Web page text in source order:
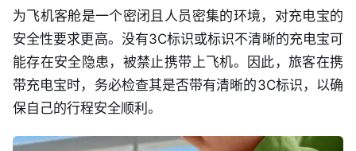
为飞机客舱是一个密闭且人员密集的环境，对充电宝的
安全性要求更高。没有3C标识或标识不清晰的充电宝可
能存在安全隐患，被禁止携带上飞机。因此，旅客在携
带充电宝时，务必检查其是否带有清晰的3C标识，以确
保自己的行程安全顺利。